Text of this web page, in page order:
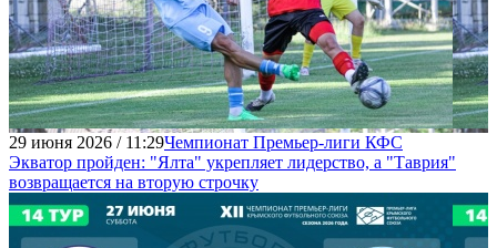
29 июня 2026 / 11:29Чемпионат Премьер-лиги КФС
Экватор пройден: "Ялта" укрепляет лидерство, а "Таврия"
возвращается на вторую строчку